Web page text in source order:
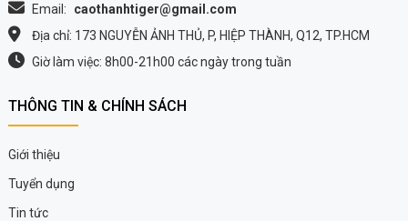
Email:
caothanhtiger@gmail.com
Địa chỉ: 173 NGUYỄN ẢNH THỦ, P, HIỆP THÀNH, Q12, TP.HCM
Giờ làm việc: 8h00-21h00 các ngày trong tuần
THÔNG TIN & CHÍNH SÁCH
Giới thiệu
Tuyển dụng
Tin tức